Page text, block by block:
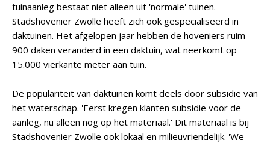
tuinaanleg bestaat niet alleen uit 'normale' tuinen.
Stadshovenier Zwolle heeft zich ook gespecialiseerd in
daktuinen. Het afgelopen jaar hebben de hoveniers ruim
900 daken veranderd in een daktuin, wat neerkomt op
15.000 vierkante meter aan tuin.
De populariteit van daktuinen komt deels door subsidie van
het waterschap. 'Eerst kregen klanten subsidie voor de
aanleg, nu alleen nog op het materiaal.' Dit materiaal is bij
Stadshovenier Zwolle ook lokaal en milieuvriendelijk. 'We